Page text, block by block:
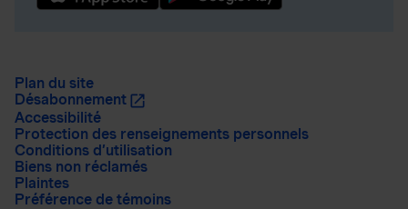
Plan du site
Désabonnement
Accessibilité
Protection des renseignements personnels
Conditions d’utilisation
Biens non réclamés
Plaintes
Préférence de témoins